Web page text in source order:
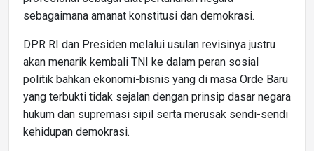
sebagaimana amanat konstitusi dan demokrasi.
DPR RI dan Presiden melalui usulan revisinya justru
akan menarik kembali TNI ke dalam peran sosial
politik bahkan ekonomi-bisnis yang di masa Orde Baru
yang terbukti tidak sejalan dengan prinsip dasar negara
hukum dan supremasi sipil serta merusak sendi-sendi
kehidupan demokrasi.